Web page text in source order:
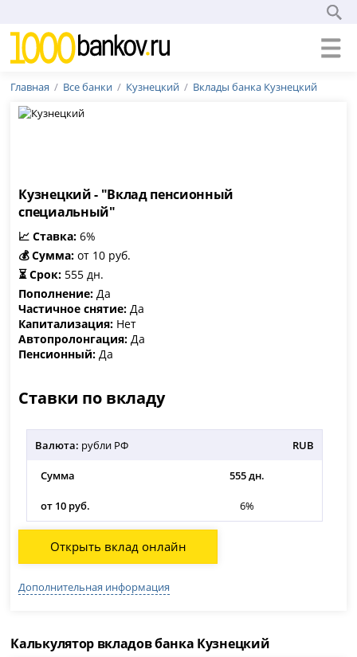
Главная Все банки Кузнецкий Вклады банка Кузнецкий
Кузнецкий - "Вклад пенсионный
специальный"
📈 Ставка: 6%
💰 Сумма: от 10 руб.
⏳ Срок: 555 дн.
Пополнение: Да
Частичное снятие: Да
Капитализация: Нет
Автопролонгация: Да
Пенсионный: Да
Ставки по вкладу
Валюта: рубли РФ RUB
Сумма 555 дн.
от 10 руб. 6%
Открыть вклад онлайн
Дополнительная информация
Калькулятор вкладов банка Кузнецкий